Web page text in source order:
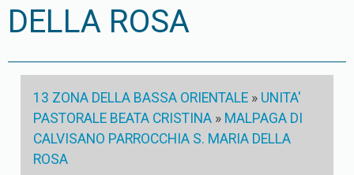
DELLA ROSA
13 ZONA DELLA BASSA ORIENTALE » UNITA'
PASTORALE BEATA CRISTINA » MALPAGA DI
CALVISANO PARROCCHIA S. MARIA DELLA
ROSA